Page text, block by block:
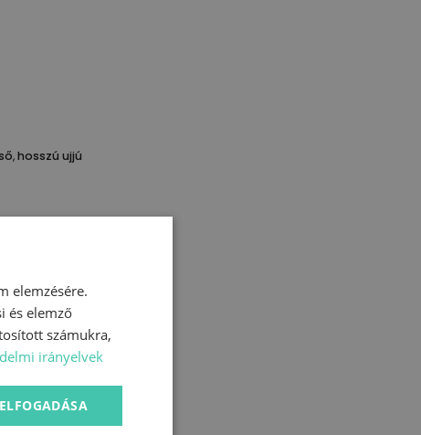
,hosszú ujjú
elemzésére.
és elemző
számukra,
irányelvek